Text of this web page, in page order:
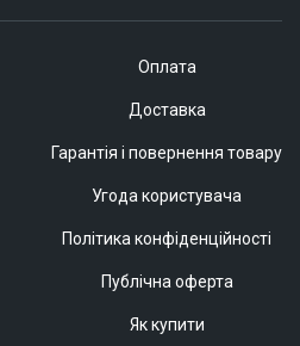
Оплата
Доставка
Гарантія і повернення товару
Угода користувача
Політика конфіденційності
Публічна оферта
Як купити